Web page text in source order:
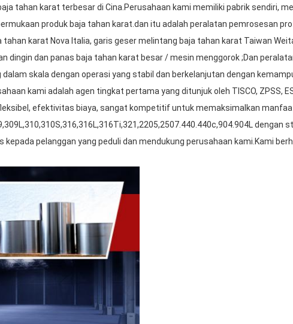
tahan karat terbesar di Cina.Perusahaan kami memiliki pabrik sendiri,
produk baja tahan karat.dan itu adalah peralatan pemrosesan
karat Nova Italia, garis geser melintang baja tahan karat Taiwan
dan panas baja tahan karat besar / mesin menggorok ;Dan
skala dengan operasi yang stabil dan berkelanjutan dengan
kami adalah agen tingkat pertama yang ditunjuk oleh TISCO, ZPSS,
efektivitas biaya, sangat kompetitif untuk memaksimalkan
dengan
pelanggan yang peduli dan mendukung perusahaan kami.Kami